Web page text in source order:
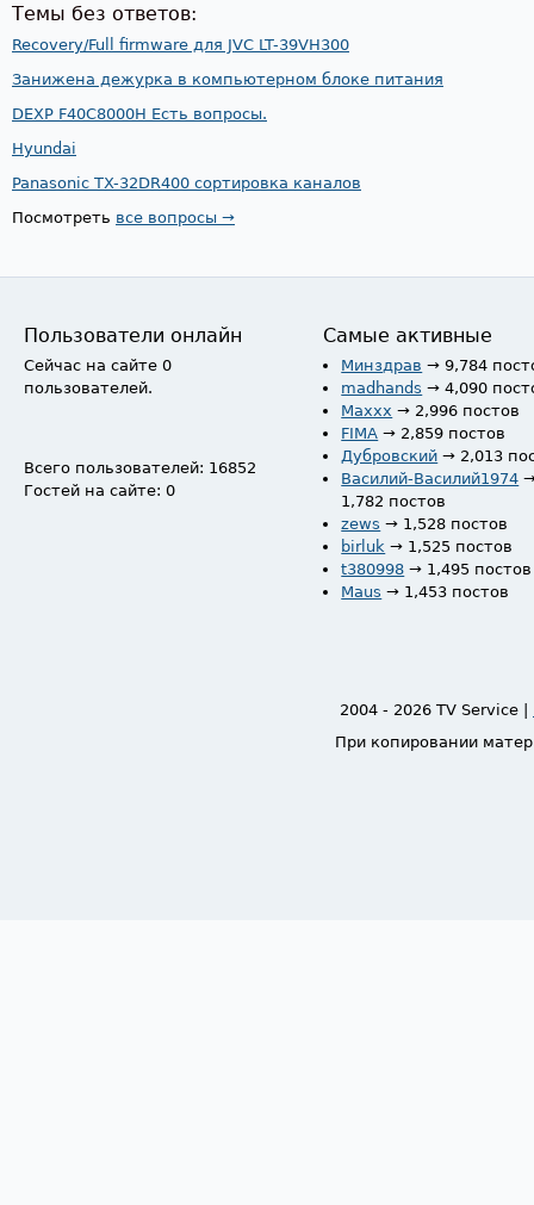
Темы без ответов:
Recovery/Full firmware для JVC LT-39VH300
Занижена дежурка в компьютерном блоке питания
DEXP F40C8000H Есть вопросы.
Hyundai
Panasonic TX-32DR400 сортировка каналов
Посмотреть все вопросы →
Пользователи онлайн
Сейчас на сайте 0
пользователей.
Всего пользователей: 16852
Гостей на сайте: 0
Самые активные
Минздрав → 9,784
madhands → 4,090
Maxxx → 2,996 постов
FIMA → 2,859 постов
Дубровский → 2,013
Василий-Василий1974
1,782 постов
zews → 1,528 постов
birluk → 1,525 постов
t380998 → 1,495 постов
Maus → 1,453 постов
2004 - 2026 TV Service |
При копировании